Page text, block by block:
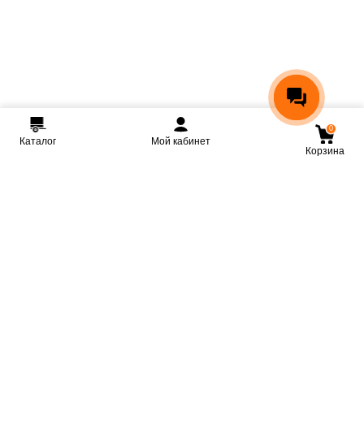
Каталог Мой кабинет
0
Корзина